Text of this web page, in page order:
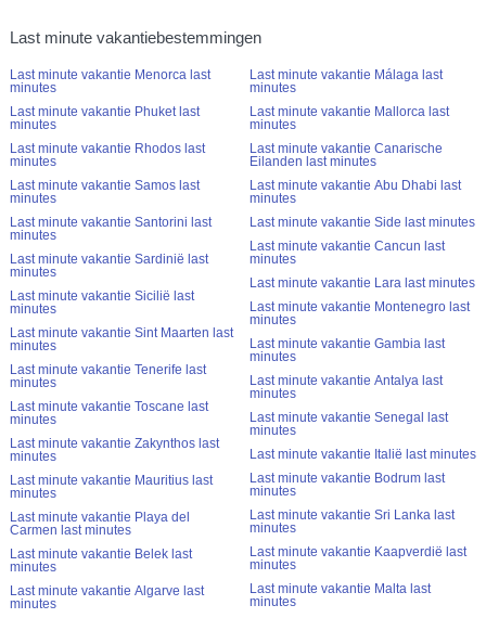
Last minute vakantiebestemmingen
Last minute vakantie Menorca last
minutes
Last minute vakantie Phuket last
minutes
Last minute vakantie Rhodos last
minutes
Last minute vakantie Samos last
minutes
Last minute vakantie Santorini last
minutes
Last minute vakantie Sardinië last
minutes
Last minute vakantie Sicilië last
minutes
Last minute vakantie Sint Maarten last
minutes
Last minute vakantie Tenerife last
minutes
Last minute vakantie Toscane last
minutes
Last minute vakantie Zakynthos last
minutes
Last minute vakantie Mauritius last
minutes
Last minute vakantie Playa del
Carmen last minutes
Last minute vakantie Belek last
minutes
Last minute vakantie Algarve last
minutes
Last minute vakantie Málaga last
minutes
Last minute vakantie Mallorca last
minutes
Last minute vakantie Canarische
Eilanden last minutes
Last minute vakantie Abu Dhabi last
minutes
Last minute vakantie Side last minutes
Last minute vakantie Cancun last
minutes
Last minute vakantie Lara last minutes
Last minute vakantie Montenegro last
minutes
Last minute vakantie Gambia last
minutes
Last minute vakantie Antalya last
minutes
Last minute vakantie Senegal last
minutes
Last minute vakantie Italië last minutes
Last minute vakantie Bodrum last
minutes
Last minute vakantie Sri Lanka last
minutes
Last minute vakantie Kaapverdië last
minutes
Last minute vakantie Malta last
minutes